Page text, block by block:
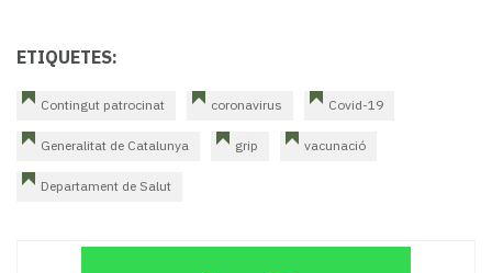
ETIQUETES:
Contingut patrocinat coronavirus Covid-19
Generalitat de Catalunya grip vacunació
Departament de Salut